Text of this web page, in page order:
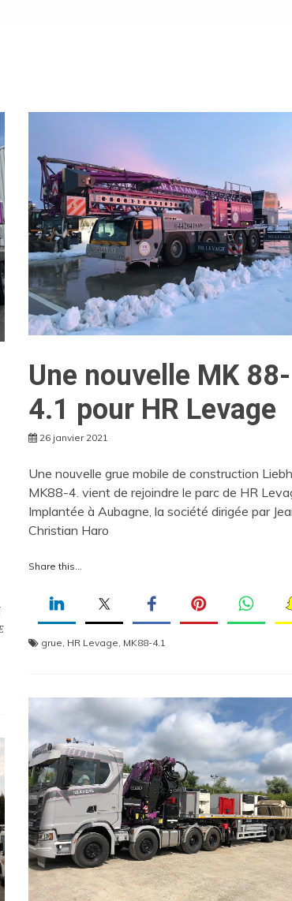
Une nouvelle MK 88-
4.1 pour HR Levage
26 janvier 2021
Une nouvelle grue mobile de construction
MK88-4. vient de rejoindre le parc de HR
Implantée à Aubagne, la société dirigée par
Christian Haro
Share this...
grue HR Levage MK88-4.1